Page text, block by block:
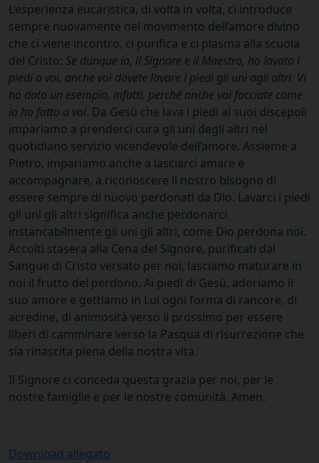
L’esperienza eucaristica, di volta in volta, ci introduce
sempre nuovamente nel movimento dell’amore divino
che ci viene incontro, ci purifica e ci plasma alla scuola
del Cristo: Se dunque io, il Signore e il Maestro, ho lavato i
piedi a voi, anche voi dovete lavare i piedi gli uni agli altri. Vi
ho dato un esempio, infatti, perché anche voi facciate come
io ho fatto a voi. Da Gesù che lava i piedi ai suoi discepoli
impariamo a prenderci cura gli uni degli altri nel
quotidiano servizio vicendevole dell’amore. Assieme a
Pietro, impariamo anche a lasciarci amare e
accompagnare, a riconoscere il nostro bisogno di
essere sempre di nuovo perdonati da Dio. Lavarci i piedi
gli uni gli altri significa anche perdonarci
instancabilmente gli uni gli altri, come Dio perdona noi.
Accolti stasera alla Cena del Signore, purificati dal
Sangue di Cristo versato per noi, lasciamo maturare in
noi il frutto del perdono. Ai piedi di Gesù, adoriamo il
suo amore e gettiamo in Lui ogni forma di rancore, di
acredine, di animosità verso il prossimo per essere
liberi di camminare verso la Pasqua di risurrezione che
sia rinascita piena della nostra vita.
Il Signore ci conceda questa grazia per noi, per le
nostre famiglie e per le nostre comunità. Amen.
Download allegato